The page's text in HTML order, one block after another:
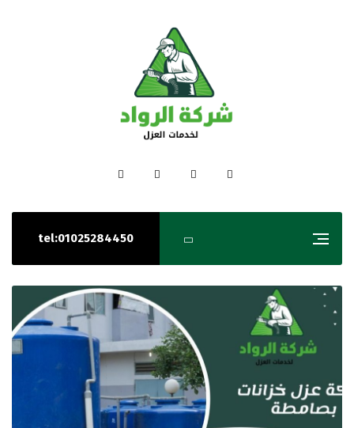
tel:01025284450